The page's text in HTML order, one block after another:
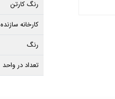
رنگ کارتن
کارخانه سازنده
رنگ
تعداد در واحد